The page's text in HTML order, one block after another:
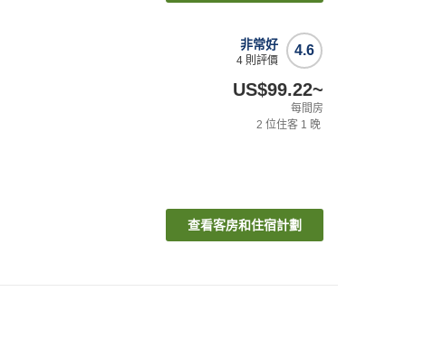
4.6
非常好
4 則評價
US$99.22~
每間房
2 位住客 1 晚
查看客房和住宿計劃